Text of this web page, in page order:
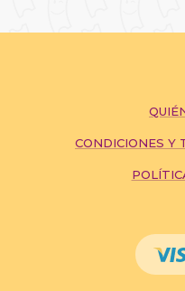
CONDICIONES Y